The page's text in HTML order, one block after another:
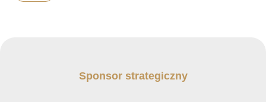
Sponsor strategiczny